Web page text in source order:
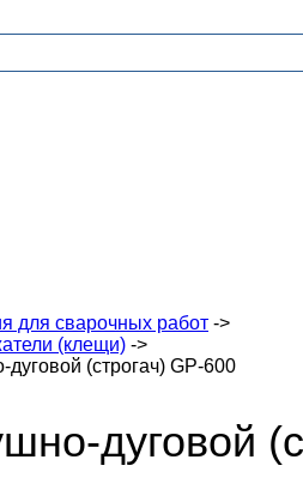
для сварочных работ ->
(клещи) ->
дуговой (строгач) GP-600
дуговой